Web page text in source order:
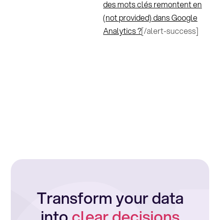
des mots clés remontent en
(not provided) dans Google
Analytics ?[/alert-success]
Transform your data